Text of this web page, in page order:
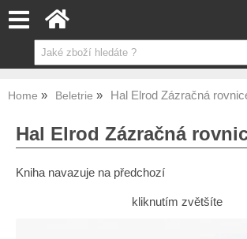
Home Beletrie Hal Elrod Zázračná
Hal Elrod Zázračná
Kniha navazuje na předchozí
kliknutím zvětšíte